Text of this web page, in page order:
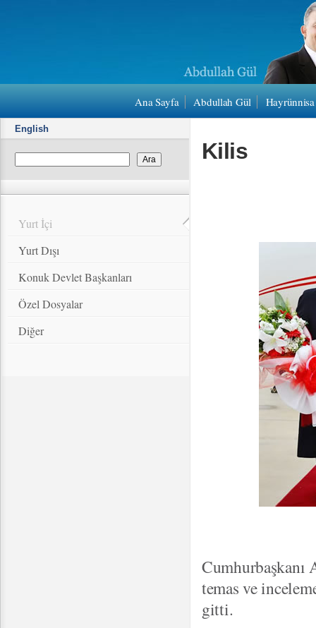
Ana Sayfa Abdullah Gül
English
Yurt İçi
Yurt Dışı
Konuk Devlet Başkanları
Özel Dosyalar
Diğer
Kilis
temas ve
gitti.